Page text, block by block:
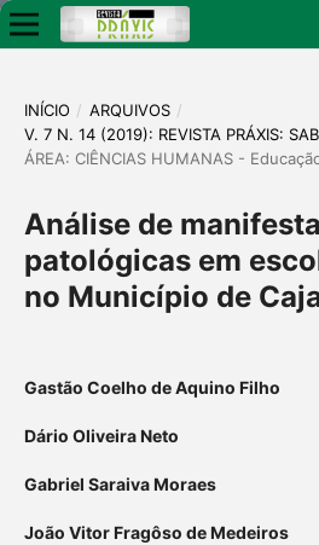
INÍCIO / ARQUIVOS /
V. 7 N. 14 (2019): REVISTA PRÁXIS:
ÁREA: CIÊNCIAS HUMANAS -
Análise de
patológicas em
no Município de
Gastão Coelho de Aquino Filho
Dário Oliveira Neto
Gabriel Saraiva Moraes
João Vitor Fragôso de Medeiros